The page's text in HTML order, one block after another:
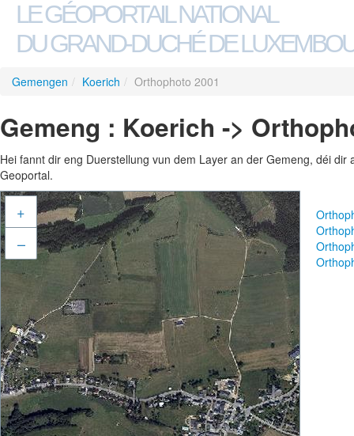
LE GÉOPORTAIL NATIONAL
DU GRAND-DUCHÉ DE
Gemengen / Koerich / Orthophoto 2001
Gemeng : Koerich ->
Hei fannt dir eng Duerstellung vun dem Layer an der Gemeng, déi
Geoportal.
+
–